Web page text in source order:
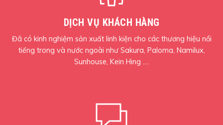
DỊCH VỤ KHÁCH HÀNG
Đã có kinh nghiệm sản xuất linh kiện cho các thương hiệu nổi
tiếng trong và nước ngoài như Sakura, Paloma, Namilux,
Sunhouse, Kein Hing ….